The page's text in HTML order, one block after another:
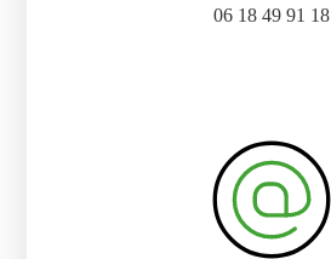
06 18 49 91 18